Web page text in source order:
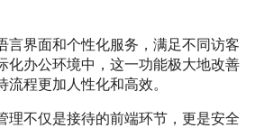
言界面和个性化服务，满足不同访客
化办公环境中，这一功能极大地改善
流程更加人性化和高效。
理不仅是接待的前端环节，更是安全